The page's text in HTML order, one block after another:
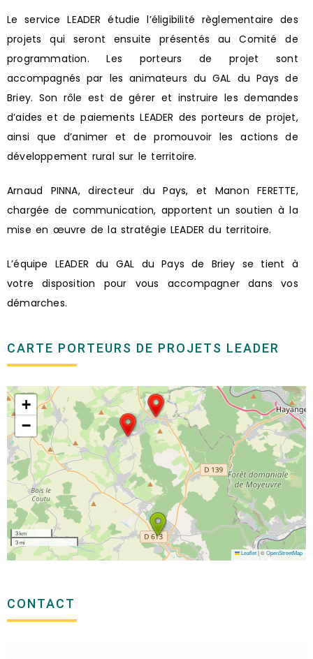
Le service LEADER étudie l’éligibilité règlementaire des
projets qui seront ensuite présentés au Comité de
programmation. Les porteurs de projet sont
accompagnés par les animateurs du GAL du Pays de
Briey. Son rôle est de gérer et instruire les demandes
d’aides et de paiements LEADER des porteurs de projet,
ainsi que d’animer et de promouvoir les actions de
développement rural sur le territoire.
Arnaud PINNA, directeur du Pays, et Manon FERETTE,
chargée de communication, apportent un soutien à la
mise en œuvre de la stratégie LEADER du territoire.
L’équipe LEADER du GAL du Pays de Briey se tient à
votre disposition pour vous accompagner dans vos
démarches.
CARTE PORTEURS DE PROJETS LEADER
+
−
3 km
3 mi
Leaflet|©OpenStreetMap
CONTACT